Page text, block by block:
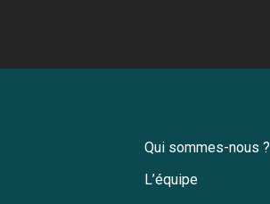
Qui sommes-nous ?
L’équipe